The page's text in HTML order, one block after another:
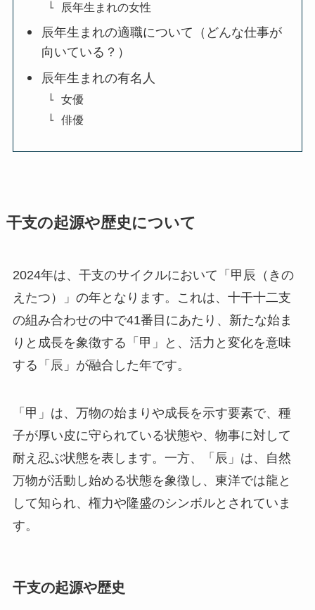
辰年生まれの女性
辰年生まれの適職について（どんな仕事が
向いている？）
辰年生まれの有名人
女優
俳優
干支の起源や歴史について
2024年は、干支のサイクルにおいて「甲辰（きの
えたつ）」の年となります。これは、十干十二支
の組み合わせの中で41番目にあたり、新たな始ま
りと成長を象徴する「甲」と、活力と変化を意味
する「辰」が融合した年です。
「甲」は、万物の始まりや成長を示す要素で、種
子が厚い皮に守られている状態や、物事に対して
耐え忍ぶ状態を表します。一方、「辰」は、自然
万物が活動し始める状態を象徴し、東洋では龍と
して知られ、権力や隆盛のシンボルとされていま
す。
干支の起源や歴史